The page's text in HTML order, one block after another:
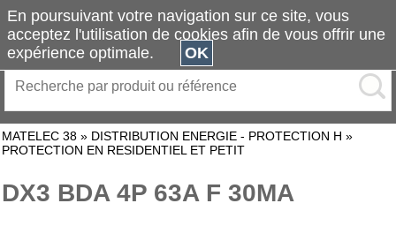
MATELEC 38 » DISTRIBUTION ENERGIE - PROTECTION H »
PROTECTION EN RESIDENTIEL ET PETIT
DX3 BDA 4P 63A F 30MA
En poursuivant votre navigation sur ce site, vous
acceptez l'utilisation de cookies afin de vous offrir une
expérience optimale.
OK